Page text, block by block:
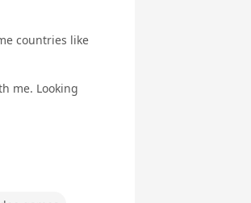
countries like
me. Looking